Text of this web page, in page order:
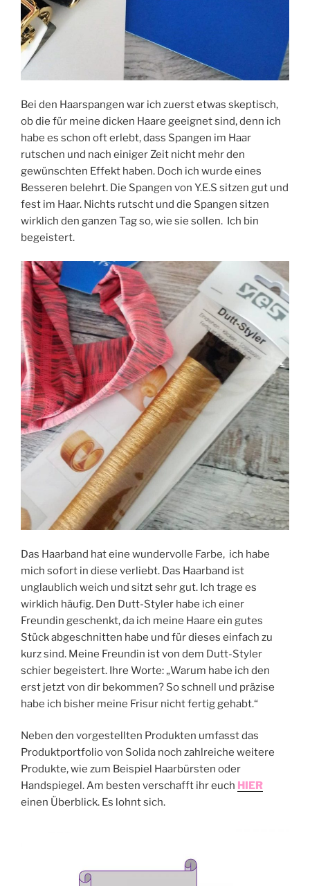
Bei den Haarspangen war ich zuerst etwas skeptisch,
ob die für meine dicken Haare geeignet sind, denn ich
habe es schon oft erlebt, dass Spangen im Haar
rutschen und nach einiger Zeit nicht mehr den
gewünschten Effekt haben. Doch ich wurde eines
Besseren belehrt. Die Spangen von Y.E.S sitzen gut und
fest im Haar. Nichts rutscht und die Spangen sitzen
wirklich den ganzen Tag so, wie sie sollen. Ich bin
begeistert.
Das Haarband hat eine wundervolle Farbe, ich habe
mich sofort in diese verliebt. Das Haarband ist
unglaublich weich und sitzt sehr gut. Ich trage es
wirklich häufig. Den Dutt-Styler habe ich einer
Freundin geschenkt, da ich meine Haare ein gutes
Stück abgeschnitten habe und für dieses einfach zu
kurz sind. Meine Freundin ist von dem Dutt-Styler
schier begeistert. Ihre Worte: „Warum habe ich den
erst jetzt von dir bekommen? So schnell und präzise
habe ich bisher meine Frisur nicht fertig gehabt.“
Neben den vorgestellten Produkten umfasst das
Produktportfolio von Solida noch zahlreiche weitere
Produkte, wie zum Beispiel Haarbürsten oder
Handspiegel. Am besten verschafft ihr euch HIER
einen Überblick. Es lohnt sich.